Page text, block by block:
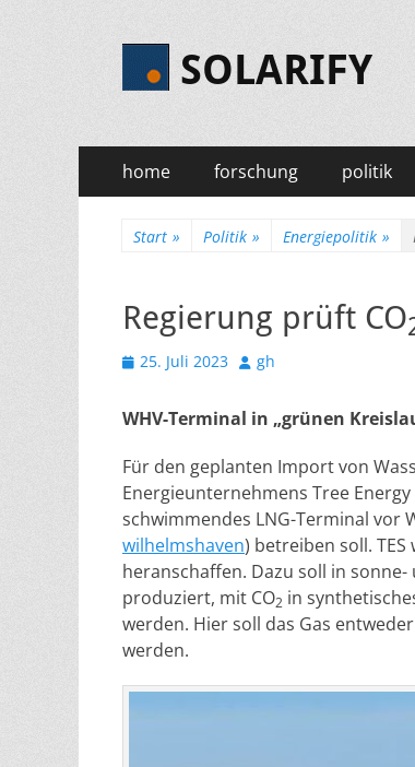
SOLARIFY
Primäres
Menü
Zum
Inhalt
home forschung politik
Start » Politik » Energiepolitik »
Regierung prüft CO
Veröffentlicht
25. Juli 2023 Autor
gh
WHV-Terminal in „grünen
Für den geplanten Import von
Energieunternehmens Tree
schwimmendes LNG-Terminal vor
wilhelmshaven) betreiben soll.
heranschaffen. Dazu soll in
produziert, mit CO2 in
werden. Hier soll das Gas
werden.